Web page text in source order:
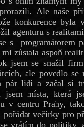
Ale naše
konkurence
agenturu s
nepohodli
zůstala aspoň
jsem se snažil
ale povedlo
pár lidí a začal si
jsem místa, která
v centru Prahy,
pořádat večírky pro
vrátím do politiky,